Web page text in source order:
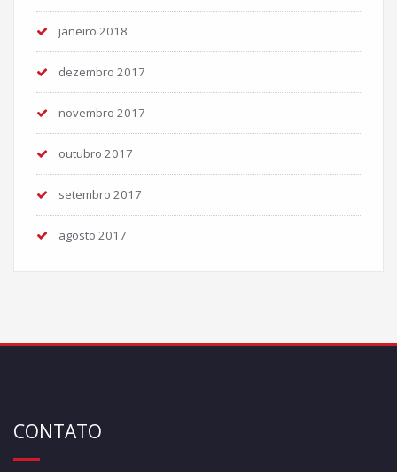
janeiro 2018
dezembro 2017
novembro 2017
outubro 2017
setembro 2017
agosto 2017
CONTATO